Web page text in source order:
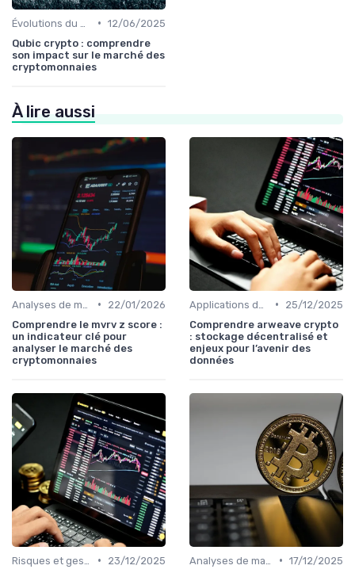
• 12/06/2025
Qubic crypto : comprendre
son impact sur le marché des
cryptomonnaies
À lire aussi
•
22/01/2026
Comprendre le mvrv z score :
un indicateur clé pour
analyser le marché des
cryptomonnaies
•
25/12/2025
Comprendre arweave crypto
: stockage décentralisé et
enjeux pour l’avenir des
données
•
23/12/2025
• 17/12/2025